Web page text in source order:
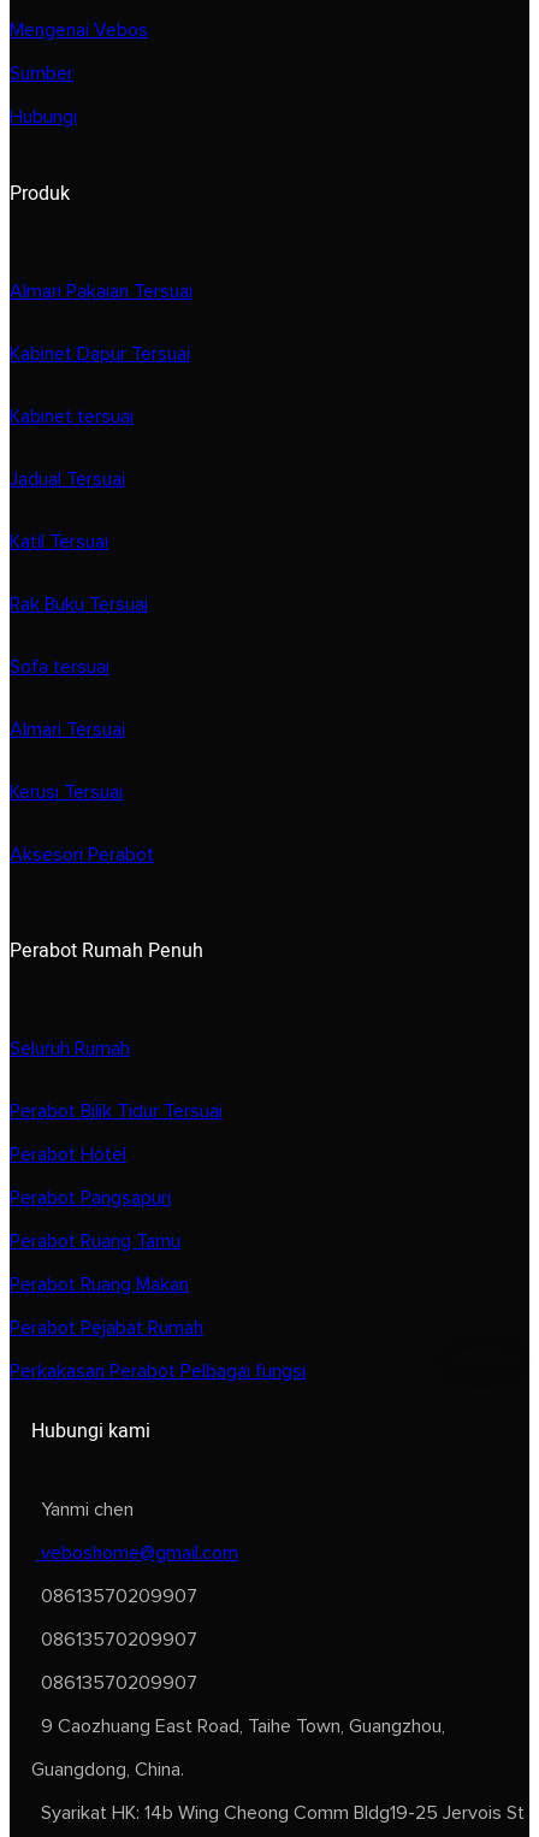
Mengenai Vebos
Sumber
Hubungi
Produk
Almari Pakaian Tersuai
Kabinet Dapur Tersuai
Kabinet tersuai
Jadual Tersuai
Katil Tersuai
Rak Buku Tersuai
Sofa tersuai
Almari Tersuai
Kerusi Tersuai
Aksesori Perabot
Perabot Rumah Penuh
Seluruh Rumah
Perabot Bilik Tidur Tersuai
Perabot Hotel
Perabot Pangsapuri
Perabot Ruang Tamu
Perabot Ruang Makan
Perabot Pejabat Rumah
Perkakasan Perabot Pelbagai fungsi
Hubungi kami
Yanmi chen
veboshome@gmail.com
08613570209907
08613570209907
08613570209907
9 Caozhuang East Road, Taihe Town, Guangzhou,
Guangdong, China.
Syarikat HK: 14b Wing Cheong Comm Bldg19-25 Jervois St